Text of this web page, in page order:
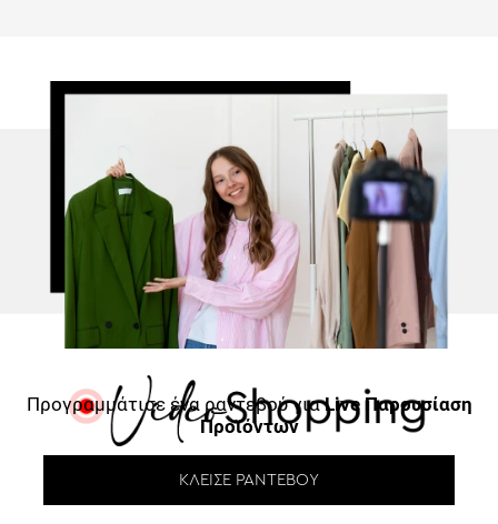
Προγραμμάτισε ένα ραντεβού γιαLive Παρουσίαση
Προϊόντων
ΚΛΕΊΣΕ ΡΑΝΤΕΒΟΎ